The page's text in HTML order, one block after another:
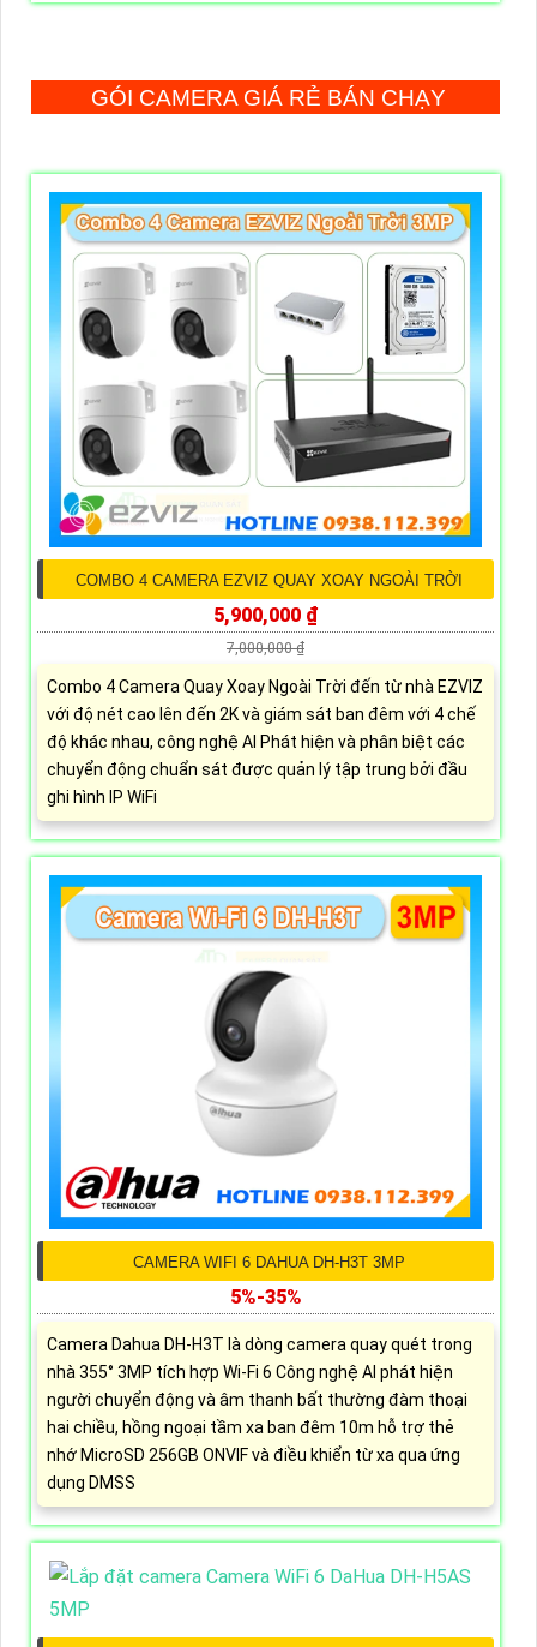
GÓI CAMERA GIÁ RẺ BÁN CHẠY
COMBO 4 CAMERA EZVIZ QUAY XOAY NGOÀI TRỜI
5,900,000 ₫
7,000,000 ₫
Combo 4 Camera Quay Xoay Ngoài Trời đến từ nhà EZVIZ
với độ nét cao lên đến 2K và giám sát ban đêm với 4 chế
độ khác nhau, công nghệ AI Phát hiện và phân biệt các
chuyển động chuẩn sát được quản lý tập trung bởi đầu
ghi hình IP WiFi
CAMERA WIFI 6 DAHUA DH-H3T 3MP
5%-35%
Camera Dahua DH-H3T là dòng camera quay quét trong
nhà 355° 3MP tích hợp Wi-Fi 6 Công nghệ AI phát hiện
người chuyển động và âm thanh bất thường đàm thoại
hai chiều, hồng ngoại tầm xa ban đêm 10m hỗ trợ thẻ
nhớ MicroSD 256GB ONVIF và điều khiển từ xa qua ứng
dụng DMSS